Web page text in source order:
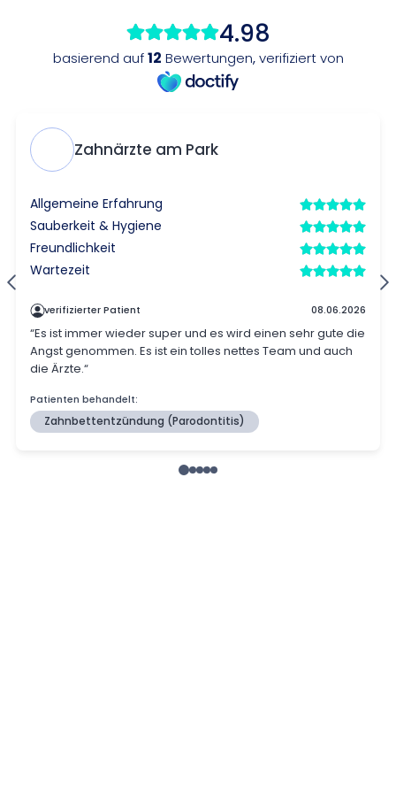
4.98
basierend auf12 Bewertungen,verifiziert von
Zahnärzte am Park
Allgemeine Erfahrung
Sauberkeit & Hygiene
Freundlichkeit
Wartezeit
verifizierter Patient 08.06.2026
“Es ist immer wieder super und es wird einen sehr gute die
Angst genommen. Es ist ein tolles nettes Team und auch
die Ärzte.“
Patienten behandelt:
Zahnbettentzündung (Parodontitis)